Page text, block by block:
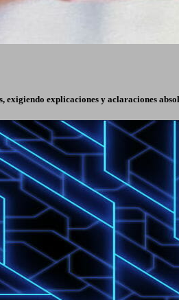
explicaciones y aclaraciones